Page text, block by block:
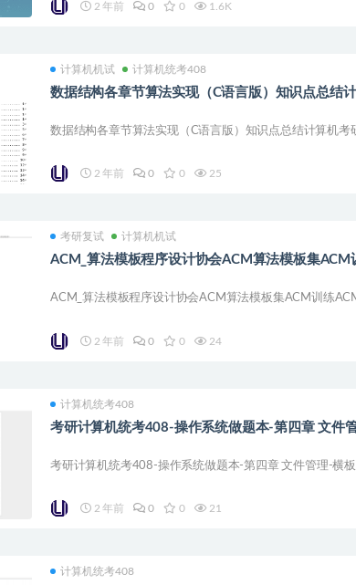
2 年前 0 0 1.6K
计算机机试 计算机统考408
数据结构各章节算法实现（C语言版）知识点总结
数据结构各章节算法实现（C语言版）知识点总结计算机考
2 年前 0 0 25
考研复试 计算机机试
ACM_算法模板程序设计协会ACM算法模板集
ACM_算法模板程序设计协会ACM算法模板集ACM训练
2 年前 0 0 24
计算机统考408
考研计算机统考408-操作系统做题本-第四章 文件
考研计算机统考408-操作系统做题本-第四章 文件管理-横
2 年前 0 0 21
计算机统考408